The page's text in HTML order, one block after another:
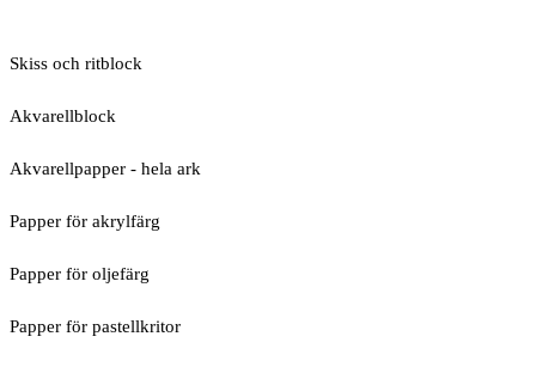
Skiss och ritblock
Akvarellblock
Akvarellpapper - hela ark
Papper för akrylfärg
Papper för oljefärg
Papper för pastellkritor